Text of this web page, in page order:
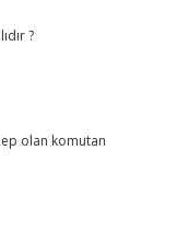
?
olan komutan